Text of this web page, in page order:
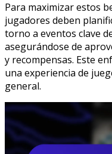
Para maximizar estos
jugadores deben
torno a eventos clave
asegurándose de
y recompensas. Este
una experiencia de
general.